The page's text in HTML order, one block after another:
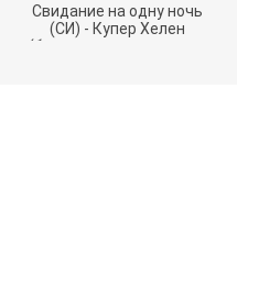
Свидание на одну ночь
(СИ) - Купер Хелен
(бесплатные серии книг